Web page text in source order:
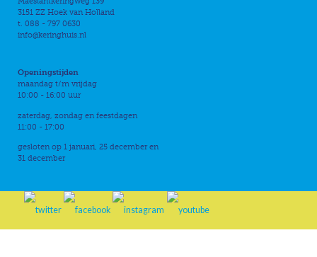
3151 ZZ Hoek van Holland
t. 088 - 797 0630
info@keringhuis.nl
Openingstijden
maandag t/m vrijdag
10:00 - 16:00 uur
zaterdag, zondag en feestdagen
11:00 - 17:00
gesloten op 1 januari, 25 december en
31 december